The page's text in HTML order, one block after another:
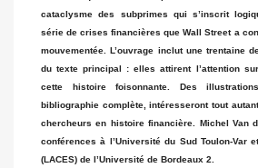
cataclysme des subprimes qui s’inscrit
série de crises financières que Wall Street a
mouvementée. L’ouvrage inclut une trentaine
du texte principal : elles attirent l’attention
cette histoire foisonnante. Des
bibliographie complète, intéresseront tout
chercheurs en histoire financière. Michel Van
conférences à l’Université du Sud Toulon-Var
(LACES) de l’Université de Bordeaux 2.